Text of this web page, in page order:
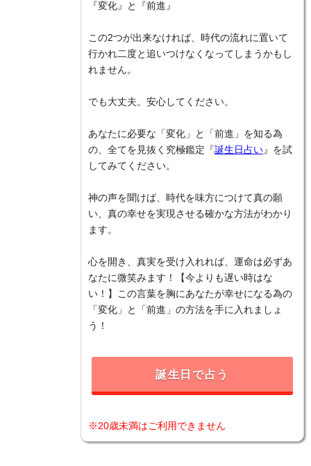
『変化』と『前進』
この2つが出来なければ、時代の流れに置いて
行かれ二度と追いつけなくなってしまうかもし
れません。
でも大丈夫。安心してください。
あなたに必要な「変化」と「前進」を知る為
の、全てを見抜く究極鑑定『誕生日占い 』を試
してみてください。
神の声を聞けば、時代を味方につけて真の願
い、真の幸せを実現させる確かな方法がわかり
ます。
心を開き、真実を受け入れれば、運命は必ずあ
なたに微笑みます！【今よりも遅い時はな
い！】この言葉を胸にあなたが幸せになる為の
「変化」と「前進」の方法を手に入れましょ
う！
誕生日で占う
※20歳未満はご利用できません